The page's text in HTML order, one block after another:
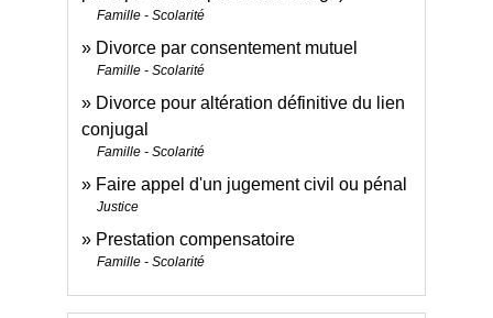
Famille - Scolarité
Divorce par consentement mutuel
Famille - Scolarité
Divorce pour altération définitive du lien
conjugal
Famille - Scolarité
Faire appel d'un jugement civil ou pénal
Justice
Prestation compensatoire
Famille - Scolarité